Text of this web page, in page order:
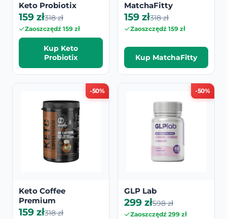
Keto Probiotix
159 zł318 zł
Zaoszczędź 159 zł
Kup Keto
Probiotix
MatchaFitty
159 zł318 zł
Zaoszczędź 159 zł
Kup MatchaFitty
-50%
Keto Coffee
Premium
159 zł318 zł
-50%
GLP Lab
299 zł598 zł
Zaoszczędź 299 zł